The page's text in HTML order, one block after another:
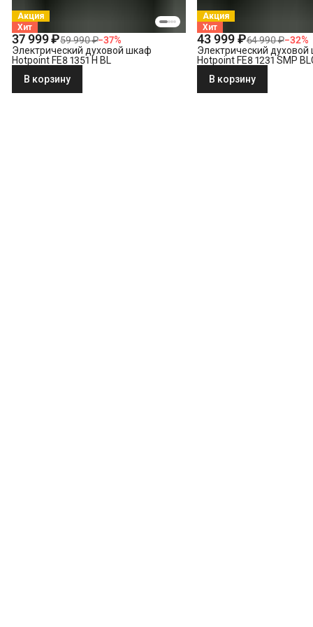
Акция
Хит
37 999 ₽59 990 ₽−37%
Электрический духовой шкаф
Hotpoint FE8 1351 H BL
В корзину
Акция
Хит
43 999 ₽64 990 ₽−32%
Электрический
Hotpoint FE8 1231 SMP
В корзину